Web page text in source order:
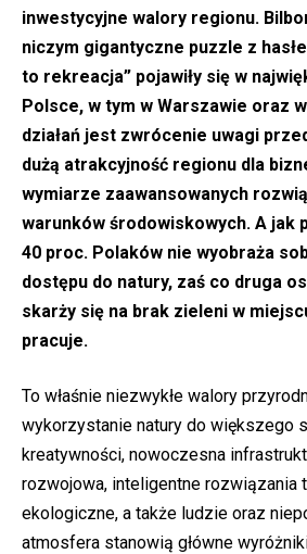
inwestycyjne walory regionu.
niczym gigantyczne puzzle z
to rekreacja” pojawiły się w
Polsce, w tym w Warszawie oraz
działań jest zwrócenie uwagi
dużą atrakcyjność regionu dla
wymiarze zaawansowanych
warunków środowiskowych. A jak
40 proc. Polaków nie wyobraża
dostępu do natury, zaś co druga
skarży się na brak zieleni w
pracuje.
To właśnie niezwykłe walory
wykorzystanie natury do większego
kreatywności, nowoczesna
rozwojowa, inteligentne rozwiązania
ekologiczne, a także ludzie oraz
atmosfera stanowią główne